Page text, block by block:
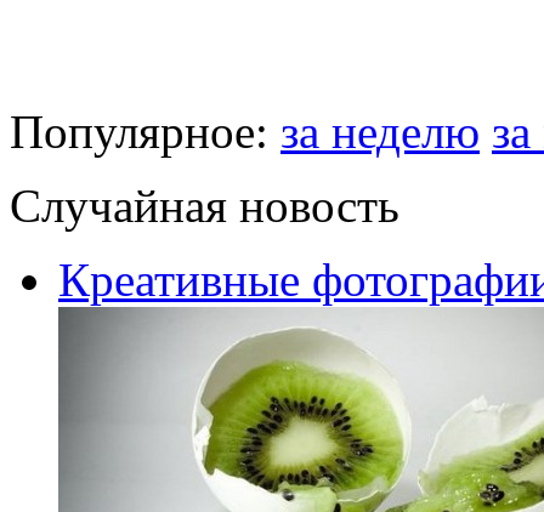
Популярное: за неделю
Случайная новость
Креативные